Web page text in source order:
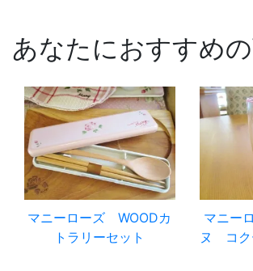
あなたにおすすめ
マニーローズ WOODカ
トラリーセット
マニー
ヌ コク